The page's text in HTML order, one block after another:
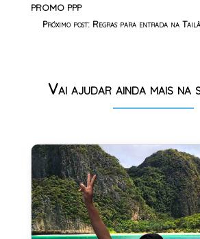
PROMO PPP
Próximo post: Regras para entrada na
Vai ajudar ainda mais na